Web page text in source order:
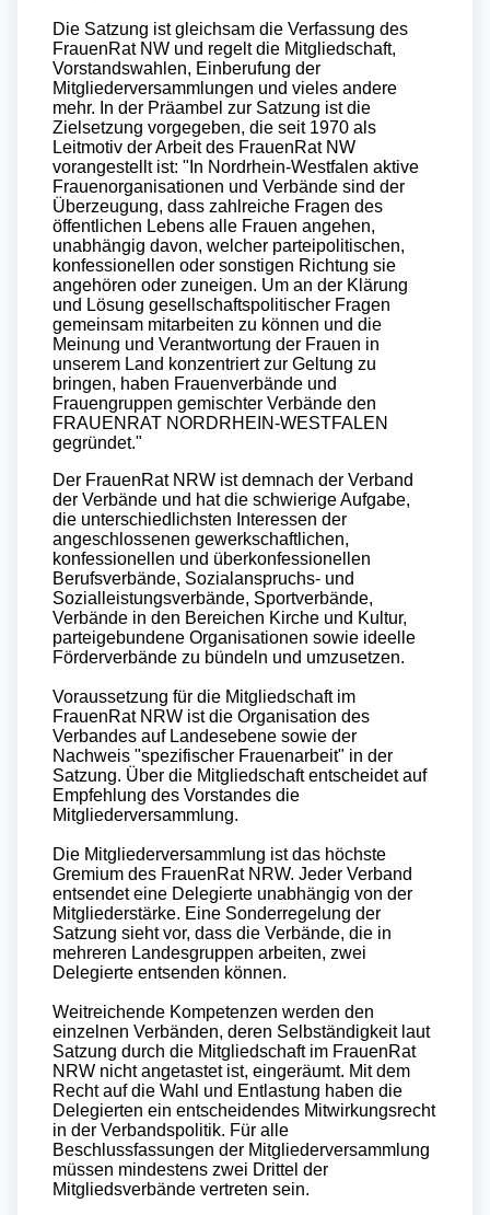
Die Satzung ist gleichsam die Verfassung des
FrauenRat NW und regelt die Mitgliedschaft,
Vorstandswahlen, Einberufung der
Mitgliederversammlungen und vieles andere
mehr. In der Präambel zur Satzung ist die
Zielsetzung vorgegeben, die seit 1970 als
Leitmotiv der Arbeit des FrauenRat NW
vorangestellt ist: "In Nordrhein-Westfalen aktive
Frauenorganisationen und Verbände sind der
Überzeugung, dass zahlreiche Fragen des
öffentlichen Lebens alle Frauen angehen,
unabhängig davon, welcher parteipolitischen,
konfessionellen oder sonstigen Richtung sie
angehören oder zuneigen. Um an der Klärung
und Lösung gesellschaftspolitischer Fragen
gemeinsam mitarbeiten zu können und die
Meinung und Verantwortung der Frauen in
unserem Land konzentriert zur Geltung zu
bringen, haben Frauenverbände und
Frauengruppen gemischter Verbände den
FRAUENRAT NORDRHEIN-WESTFALEN
gegründet."
Der FrauenRat NRW ist demnach der Verband
der Verbände und hat die schwierige Aufgabe,
die unterschiedlichsten Interessen der
angeschlossenen gewerkschaftlichen,
konfessionellen und überkonfessionellen
Berufsverbände, Sozialanspruchs- und
Sozialleistungsverbände, Sportverbände,
Verbände in den Bereichen Kirche und Kultur,
parteigebundene Organisationen sowie ideelle
Förderverbände zu bündeln und umzusetzen.
Voraussetzung für die Mitgliedschaft im
FrauenRat NRW ist die Organisation des
Verbandes auf Landesebene sowie der
Nachweis "spezifischer Frauenarbeit" in der
Satzung. Über die Mitgliedschaft entscheidet auf
Empfehlung des Vorstandes die
Mitgliederversammlung.
Die Mitgliederversammlung ist das höchste
Gremium des FrauenRat NRW. Jeder Verband
entsendet eine Delegierte unabhängig von der
Mitgliederstärke. Eine Sonderregelung der
Satzung sieht vor, dass die Verbände, die in
mehreren Landesgruppen arbeiten, zwei
Delegierte entsenden können.
Weitreichende Kompetenzen werden den
einzelnen Verbänden, deren Selbständigkeit laut
Satzung durch die Mitgliedschaft im FrauenRat
NRW nicht angetastet ist, eingeräumt. Mit dem
Recht auf die Wahl und Entlastung haben die
Delegierten ein entscheidendes Mitwirkungsrecht
in der Verbandspolitik. Für alle
Beschlussfassungen der Mitgliederversammlung
müssen mindestens zwei Drittel der
Mitgliedsverbände vertreten sein.